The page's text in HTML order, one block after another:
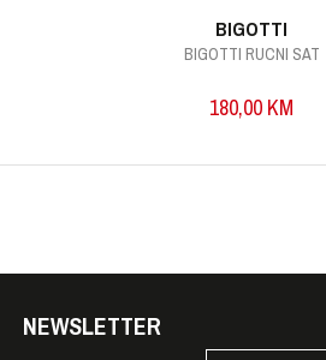
BIGOTTI
BIGOTTI RUCNI SAT
180,00 KM
NEWSLETTER